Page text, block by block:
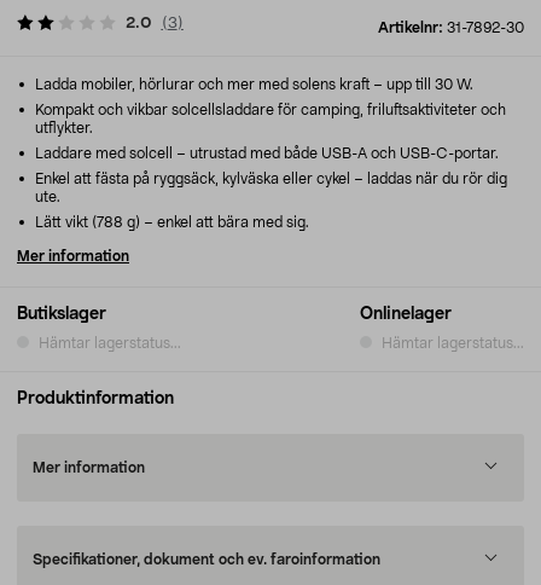
Artikelnr: 31-7892-30
2.0 (3)
Butikslager
Hämtar lagerstatus...
Onlinelager
Hämtar lagerstatus...
Ladda mobiler, hörlurar och mer med solens kraft – upp till 30 W.
Kompakt och vikbar solcellsladdare för camping, friluftsaktiviteter och
utflykter.
Laddare med solcell – utrustad med både USB-A och USB-C-portar.
Enkel att fästa på ryggsäck, kylväska eller cykel – laddas när du rör dig
ute.
Lätt vikt (788 g) – enkel att bära med sig.
Mer information
Produktinformation
Mer information
Specifikationer, dokument och ev. faroinformation